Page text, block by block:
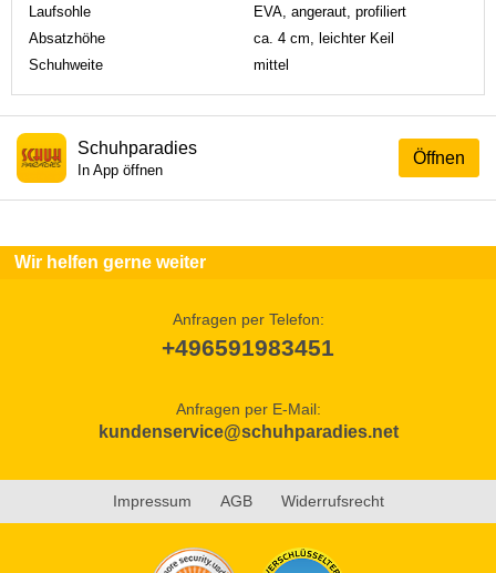
Laufsohle
EVA, angeraut, profiliert
Absatzhöhe
ca. 4 cm, leichter Keil
Schuhweite
mittel
Öffnen
Schuhparadies
In App öffnen
Wir helfen gerne weiter
Anfragen per Telefon:
+496591983451
Anfragen per E-Mail:
kundenservice@schuhparadies.net
Impressum AGB Widerrufsrecht